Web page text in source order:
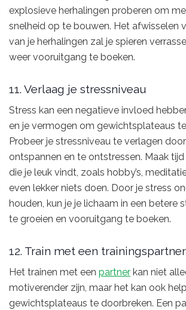
explosieve herhalingen proberen om
snelheid op te bouwen. Het afwisselen
van je herhalingen zal je spieren
weer vooruitgang te boeken.
11. Verlaag je stressniveau
Stress kan een negatieve invloed
en je vermogen om gewichtsplateaus
Probeer je stressniveau te verlagen
ontspannen en te ontstressen. Maak
die je leuk vindt, zoals hobby’s,
even lekker niets doen. Door je stress
houden, kun je je lichaam in een betere
te groeien en vooruitgang te boeken.
12. Train met een trainingspartner
Het trainen met een partner kan niet
motiverender zijn, maar het kan ook
gewichtsplateaus te doorbreken. Een